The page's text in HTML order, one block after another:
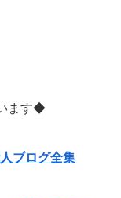
ます◆
ブログ全集